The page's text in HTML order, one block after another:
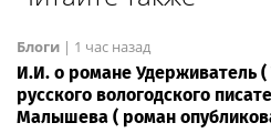
Блоги | 1 час назад
И.И. о романе Удерживатель
русского вологодского
Малышева ( роман